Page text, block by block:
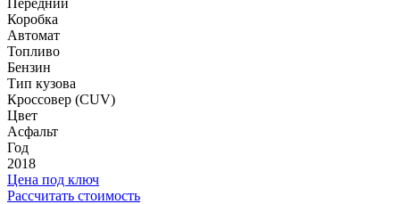
Коробка
Автомат
Топливо
Бензин
Тип кузова
Кроссовер (CUV)
Цвет
Асфальт
Год
2018
Цена под ключ
Рассчитать стоимость